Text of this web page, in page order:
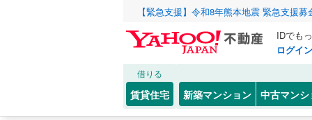
【緊急支援】令和8年熊本地震 緊急支援
IDでも
ログイン
借りる
賃貸住宅 新築マンション 中古マンシ